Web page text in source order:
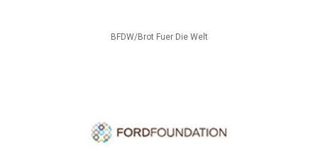
BFDW/Brot Fuer Die Welt